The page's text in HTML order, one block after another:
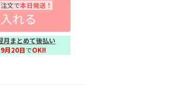
文で本日発送！
れる
月まとめて後払い
9月20日でOK!!